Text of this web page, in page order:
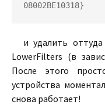
08002BE10318}
и удалить
LowerFilters (в
После этого
устройства
снова работает!